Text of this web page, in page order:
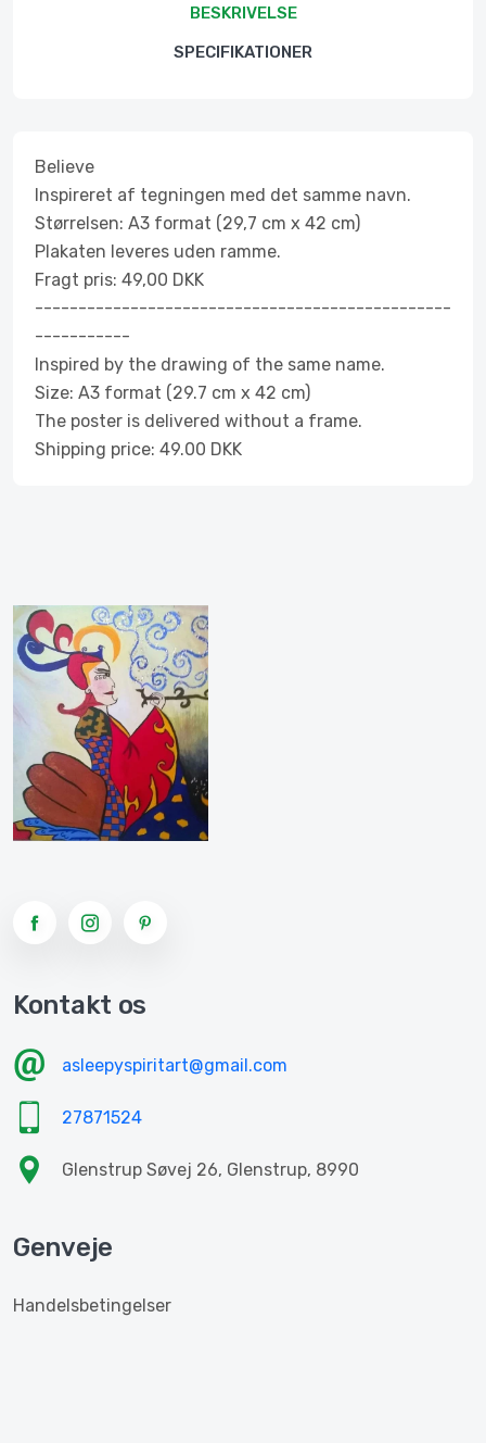
BESKRIVELSE
SPECIFIKATIONER
Believe
Inspireret af tegningen med det samme navn.
Størrelsen: A3 format (29,7 cm x 42 cm)
Plakaten leveres uden ramme.
Fragt pris: 49,00 DKK
------------------------------------------------
-----------
Inspired by the drawing of the same name.
Size: A3 format (29.7 cm x 42 cm)
The poster is delivered without a frame.
Shipping price: 49.00 DKK
Kontakt os
asleepyspiritart@gmail.com
27871524
Glenstrup Søvej 26, Glenstrup, 8990
Genveje
Handelsbetingelser